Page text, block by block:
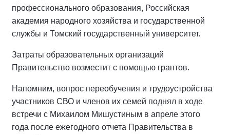
профессионального образования, Российская
академия народного хозяйства и государственной
службы и Томский государственный университет.
Затраты образовательных организаций
Правительство возместит с помощью грантов.
Напомним, вопрос переобучения и трудоустройства
участников СВО и членов их семей поднял в ходе
встречи с Михаилом Мишустиным в апреле этого
года после ежегодного отчета Правительства в